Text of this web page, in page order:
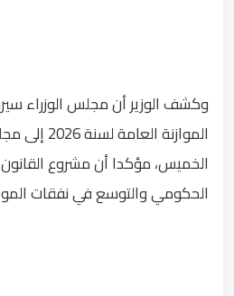
وكشف الوزير أن مجلس الوزراء
الموازنة
الخميس، مؤكدا أن مشروع
الحكومي والتوسع في نفقات